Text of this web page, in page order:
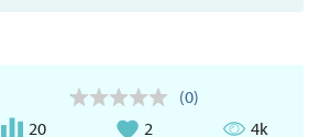
(0)
20
2 4k